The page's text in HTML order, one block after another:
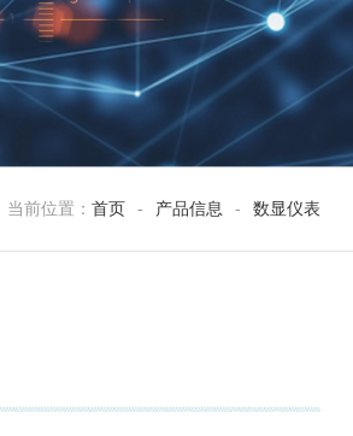
当前位置：首页 - 产品信息 - 数显仪表